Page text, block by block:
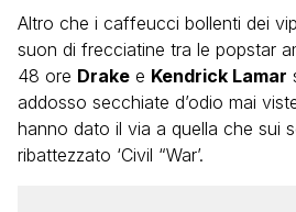
Altro che i caffeucci bollenti dei
suon di frecciatine tra le popstar
48 ore Drake e Kendrick Lamar
addosso secchiate d’odio mai
hanno dato il via a quella che sui
ribattezzato ‘Civil “War’.